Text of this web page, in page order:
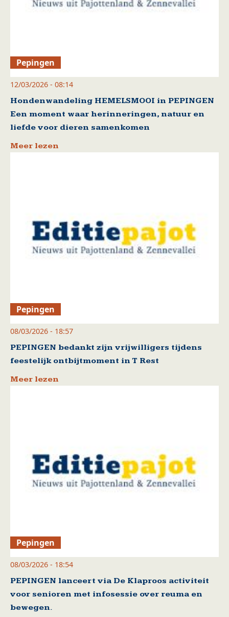
Pepingen
12/03/2026 - 08:14
Hondenwandeling HEMELSMOOI in PEPINGEN
Een moment waar herinneringen, natuur en
liefde voor dieren samenkomen
Meer lezen
Pepingen
08/03/2026 - 18:57
PEPINGEN bedankt zijn vrijwilligers tijdens
feestelijk ontbijtmoment in T Rest
Meer lezen
Pepingen
08/03/2026 - 18:54
PEPINGEN lanceert via De Klaproos activiteit
voor senioren met infosessie over reuma en
bewegen.